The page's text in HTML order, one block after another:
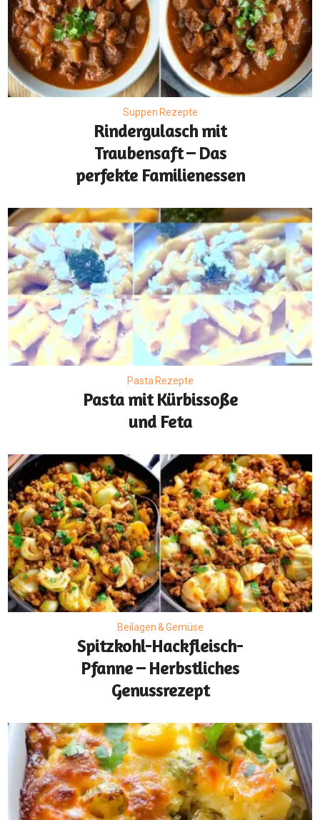
Suppen Rezepte
Rindergulasch mit
Traubensaft – Das
perfekte Familienessen
Pasta Rezepte
Pasta mit Kürbissoße
und Feta
Beilagen & Gemüse
Spitzkohl-Hackfleisch-
Pfanne – Herbstliches
Genussrezept